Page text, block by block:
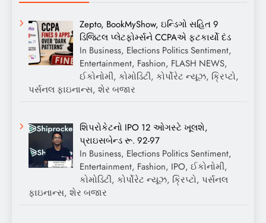
Zepto, BookMyShow, ઇન્ડિગો સહિત 9
ડિજિટલ પ્લેટફોર્મ્સને CCPAએ ફટકાર્યો દંડ
In Business, Elections Politics Sentiment,
Entertainment, Fashion, FLASH NEWS,
ઈકોનોમી, કોમોડિટી, કોર્પોરેટ ન્યૂઝ, ક્રિપ્ટો,
પર્સનલ ફાઇનાન્સ, શેર બજાર
શિપરોકેટનો IPO 12 ઓગસ્ટે ખૂલશે,
પ્રાઇસબેન્ડ રૂ. 92-97
In Business, Elections Politics Sentiment,
Entertainment, Fashion, IPO, ઈકોનોમી,
કોમોડિટી, કોર્પોરેટ ન્યૂઝ, ક્રિપ્ટો, પર્સનલ
ફાઇનાન્સ, શેર બજાર